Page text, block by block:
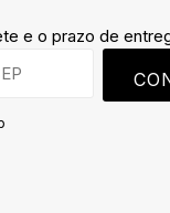
e o prazo de